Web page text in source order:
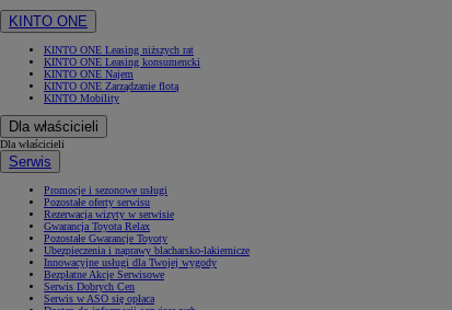
KINTO ONE
KINTO ONE Leasing niższych rat
KINTO ONE Leasing konsumencki
KINTO ONE Najem
KINTO ONE Zarządzanie flotą
KINTO Mobility
Dla właścicieli
Dla właścicieli
Serwis
Promocje i sezonowe usługi
Pozostałe oferty serwisu
Rezerwacja wizyty w serwisie
Gwarancja Toyota Relax
Pozostałe Gwarancje Toyoty
Ubezpieczenia i naprawy blacharsko-lakiernicze
Innowacyjne usługi dla Twojej wygody
Bezpłatne Akcje Serwisowe
Serwis Dobrych Cen
Serwis w ASO się opłaca